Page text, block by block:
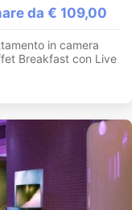
da € 109,00
in camera
Breakfast con Live